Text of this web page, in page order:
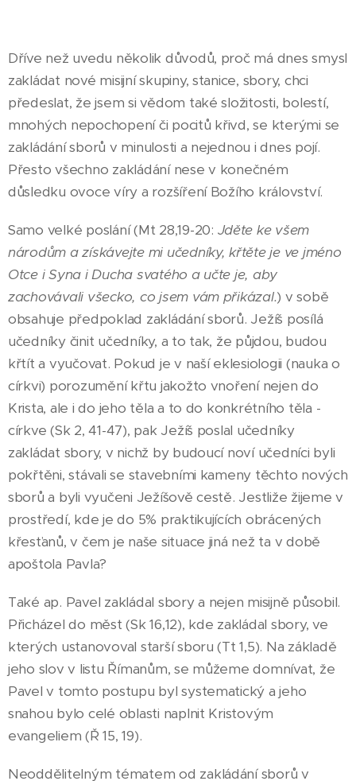
Dříve než uvedu několik důvodů, proč má dnes smysl
zakládat nové misijní skupiny, stanice, sbory, chci
předeslat, že jsem si vědom také složitosti, bolestí,
mnohých nepochopení či pocitů křivd, se kterými se
zakládání sborů v minulosti a nejednou i dnes pojí.
Přesto všechno zakládání nese v konečném
důsledku ovoce víry a rozšíření Božího království.
Samo velké poslání (Mt 28,19-20: Jděte ke všem
národům a získávejte mi učedníky, křtěte je ve jméno
Otce i Syna i Ducha svatého a učte je, aby
zachovávali všecko, co jsem vám přikázal.) v sobě
obsahuje předpoklad zakládání sborů. Ježíš posílá
učedníky činit učedníky, a to tak, že půjdou, budou
křtít a vyučovat. Pokud je v naší eklesiologii (nauka o
církvi) porozumění křtu jakožto vnoření nejen do
Krista, ale i do jeho těla a to do konkrétního těla -
církve (Sk 2, 41-47), pak Ježíš poslal učedníky
zakládat sbory, v nichž by budoucí noví učedníci byli
pokřtěni, stávali se stavebními kameny těchto nových
sborů a byli vyučeni Ježíšově cestě. Jestliže žijeme v
prostředí, kde je do 5% praktikujících obrácených
křesťanů, v čem je naše situace jiná než ta v době
apoštola Pavla?
Také ap. Pavel zakládal sbory a nejen misijně působil.
Přicházel do měst (Sk 16,12), kde zakládal sbory, ve
kterých ustanovoval starší sboru (Tt 1,5). Na základě
jeho slov v listu Římanům, se můžeme domnívat, že
Pavel v tomto postupu byl systematický a jeho
snahou bylo celé oblasti naplnit Kristovým
evangeliem (Ř 15, 19).
Neoddělitelným tématem od zakládání sborů v